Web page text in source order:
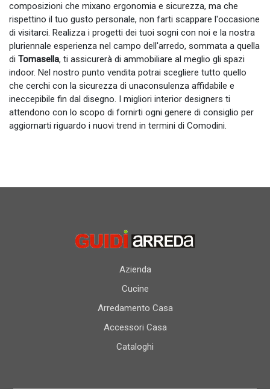
composizioni che mixano ergonomia e sicurezza, ma che
rispettino il tuo gusto personale, non farti scappare l'occasione
di visitarci. Realizza i progetti dei tuoi sogni con noi e la nostra
pluriennale esperienza nel campo dell'arredo, sommata a quella
di Tomasella, ti assicurerà di ammobiliare al meglio gli spazi
indoor. Nel nostro punto vendita potrai scegliere tutto quello
che cerchi con la sicurezza di unaconsulenza affidabile e
ineccepibile fin dal disegno. I migliori interior designers ti
attendono con lo scopo di fornirti ogni genere di consiglio per
aggiornarti riguardo i nuovi trend in termini di Comodini.
Azienda
Cucine
Arredamento Casa
Accessori Casa
Cataloghi